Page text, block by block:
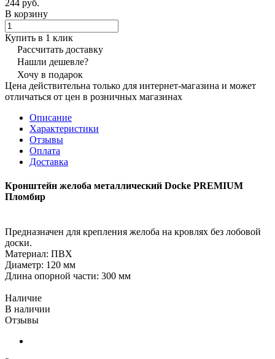
244 руб.
В корзину
Купить в 1 клик
Рассчитать доставку
Нашли дешевле?
Хочу в подарок
Цена действительна только для интернет-магазина и может
отличаться от цен в розничных магазинах
Описание
Характеристики
Отзывы
Оплата
Доставка
Кронштейн желоба металлический Docke PREMIUM
Пломбир
Предназначен для крепления желоба на кровлях без лобовой
доски.
Материал: ПВХ
Диаметр: 120 мм
Длина опорной части: 300 мм
Наличие
В наличии
Отзывы